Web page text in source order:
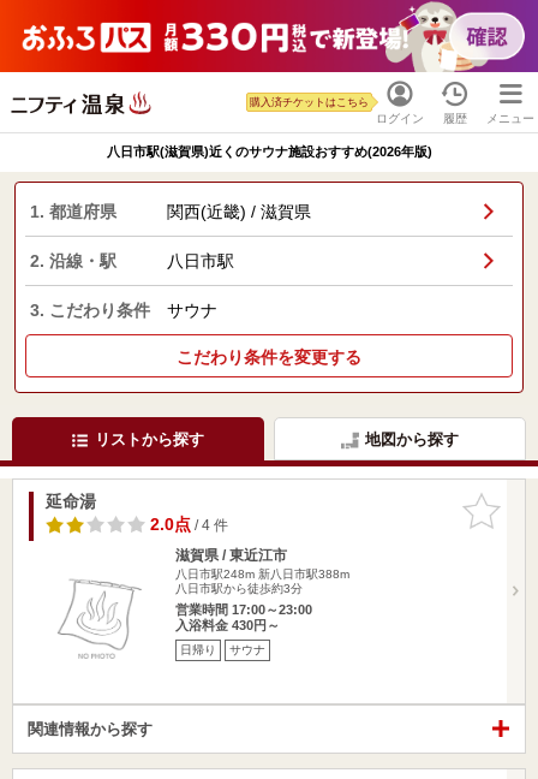
ログイン
購入済チケットはこちら
履歴 メニュー
八日市駅(滋賀県)近くのサウナ施設おすすめ(2026年版)
1. 都道府県 関西(近畿) / 滋賀県
2. 沿線・駅 八日市駅
3. こだわり条件 サウナ
こだわり条件を変更する
リストから探す 地図から探す
お気に入
りに追加
延命湯
2.0点/ 4 件
滋賀県 / 東近江市
八日市駅248m 新八日市駅388m
八日市駅から徒歩約3分
営業時間 17:00～23:00
入浴料金 430円～
日帰り サウナ
関連情報から探す